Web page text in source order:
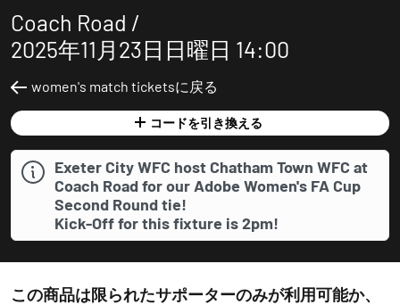
Coach Road /
2025年11月23日日曜日 14:00
women's match ticketsに戻る
コードを引き換える
Exeter City WFC host Chatham Town WFC at
Coach Road for our Adobe Women's FA Cup
Second Round tie!
Kick-Off for this fixture is 2pm!
この商品は限られたサポーターのみが利用可能か、